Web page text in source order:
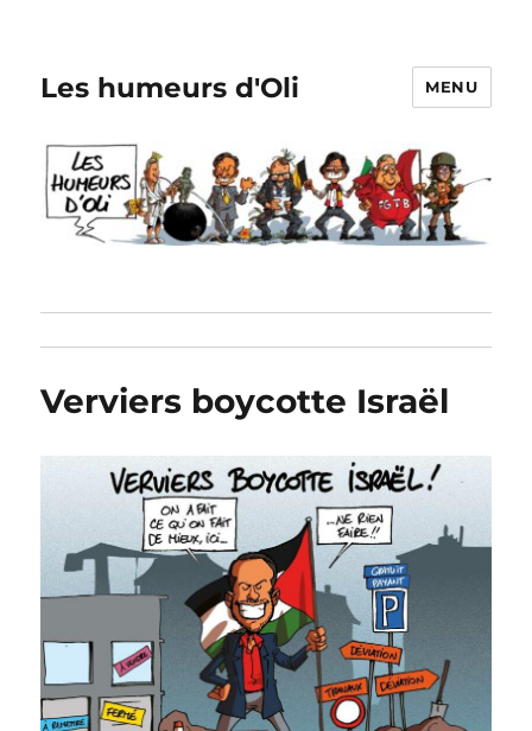
Les humeurs d'Oli MENU
Verviers boycotte Israël